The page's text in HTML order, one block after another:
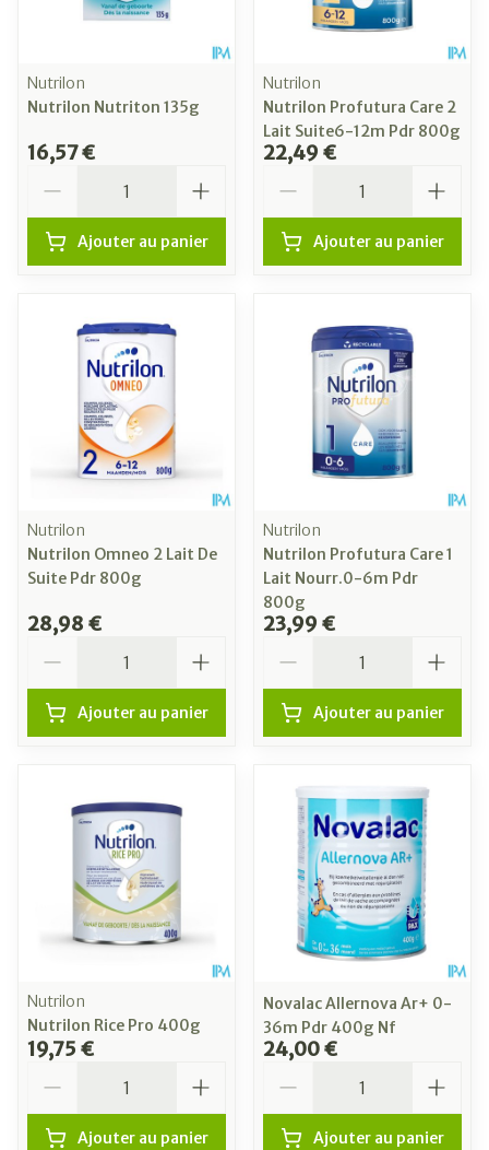
Nutrilon
Nutrilon Nutriton 135g
16,57 €
Ajouter au panier
Nutrilon
Nutrilon Profutura Care 2
Lait Suite6-12m Pdr 800g
22,49 €
Ajouter au panier
Nutrilon
Nutrilon Omneo 2 Lait De
Suite Pdr 800g
28,98 €
Ajouter au panier
Nutrilon
Nutrilon Profutura Care 1
Lait Nourr.0-6m Pdr
800g
23,99 €
Ajouter au panier
Nutrilon
Nutrilon Rice Pro 400g
19,75 €
Ajouter au panier
Novalac Allernova Ar+ 0-
36m Pdr 400g Nf
24,00 €
Ajouter au panier